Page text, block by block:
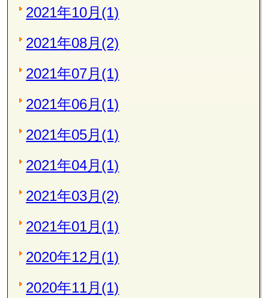
2021年10月(1)
2021年08月(2)
2021年07月(1)
2021年06月(1)
2021年05月(1)
2021年04月(1)
2021年03月(2)
2021年01月(1)
2020年12月(1)
2020年11月(1)